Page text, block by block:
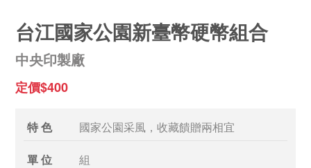
台江國家公園新臺幣硬幣組合
中央印製廠
定價$400
特 色 國家公園采風，收藏饋贈兩相宜
單 位 組